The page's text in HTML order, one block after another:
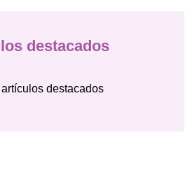
destacados
destacados